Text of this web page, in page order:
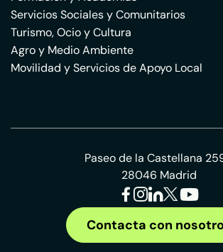
Servicios Sociales y Comunitarios
Turismo, Ocio y Cultura
Agro y Medio Ambiente
Movilidad y Servicios de Apoyo Local
Paseo de la Castellana
28046 Madrid
Contacta con